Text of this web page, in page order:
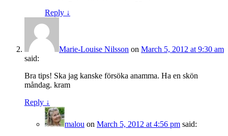
Reply ↓
Marie-Louise Nilsson on March 5, 2012 at 9:30 am
said:
Bra tips! Ska jag kanske försöka anamma. Ha en skön
måndag. kram
Reply ↓
malou on March 5, 2012 at 4:56 pm said: